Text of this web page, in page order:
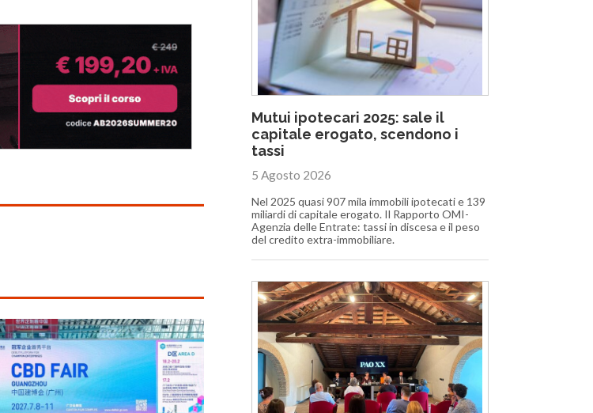
Mutui ipotecari 2025: sale il
capitale erogato, scendono i
tassi
5 Agosto 2026
Nel 2025 quasi 907 mila immobili ipotecati e 139
miliardi di capitale erogato. Il Rapporto OMI-
Agenzia delle Entrate: tassi in discesa e il peso
del credito extra-immobiliare.